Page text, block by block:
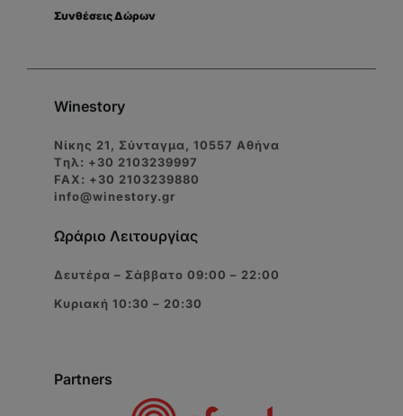
Συνθέσεις Δώρων
Winestory
Νίκης 21, Σύνταγμα, 10557 Αθήνα
Tηλ: +30 2103239997
FAX: +30 2103239880
info@winestory.gr
Ωράριο Λειτουργίας
Δευτέρα – Σάββατο 09:00 – 22:00
Κυριακή 10:30 – 20:30
Partners